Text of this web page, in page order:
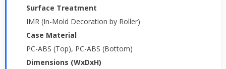
Surface Treatment
IMR (In-Mold Decoration by Roller)
Case Material
PC-ABS (Top), PC-ABS (Bottom)
Dimensions (WxDxH)